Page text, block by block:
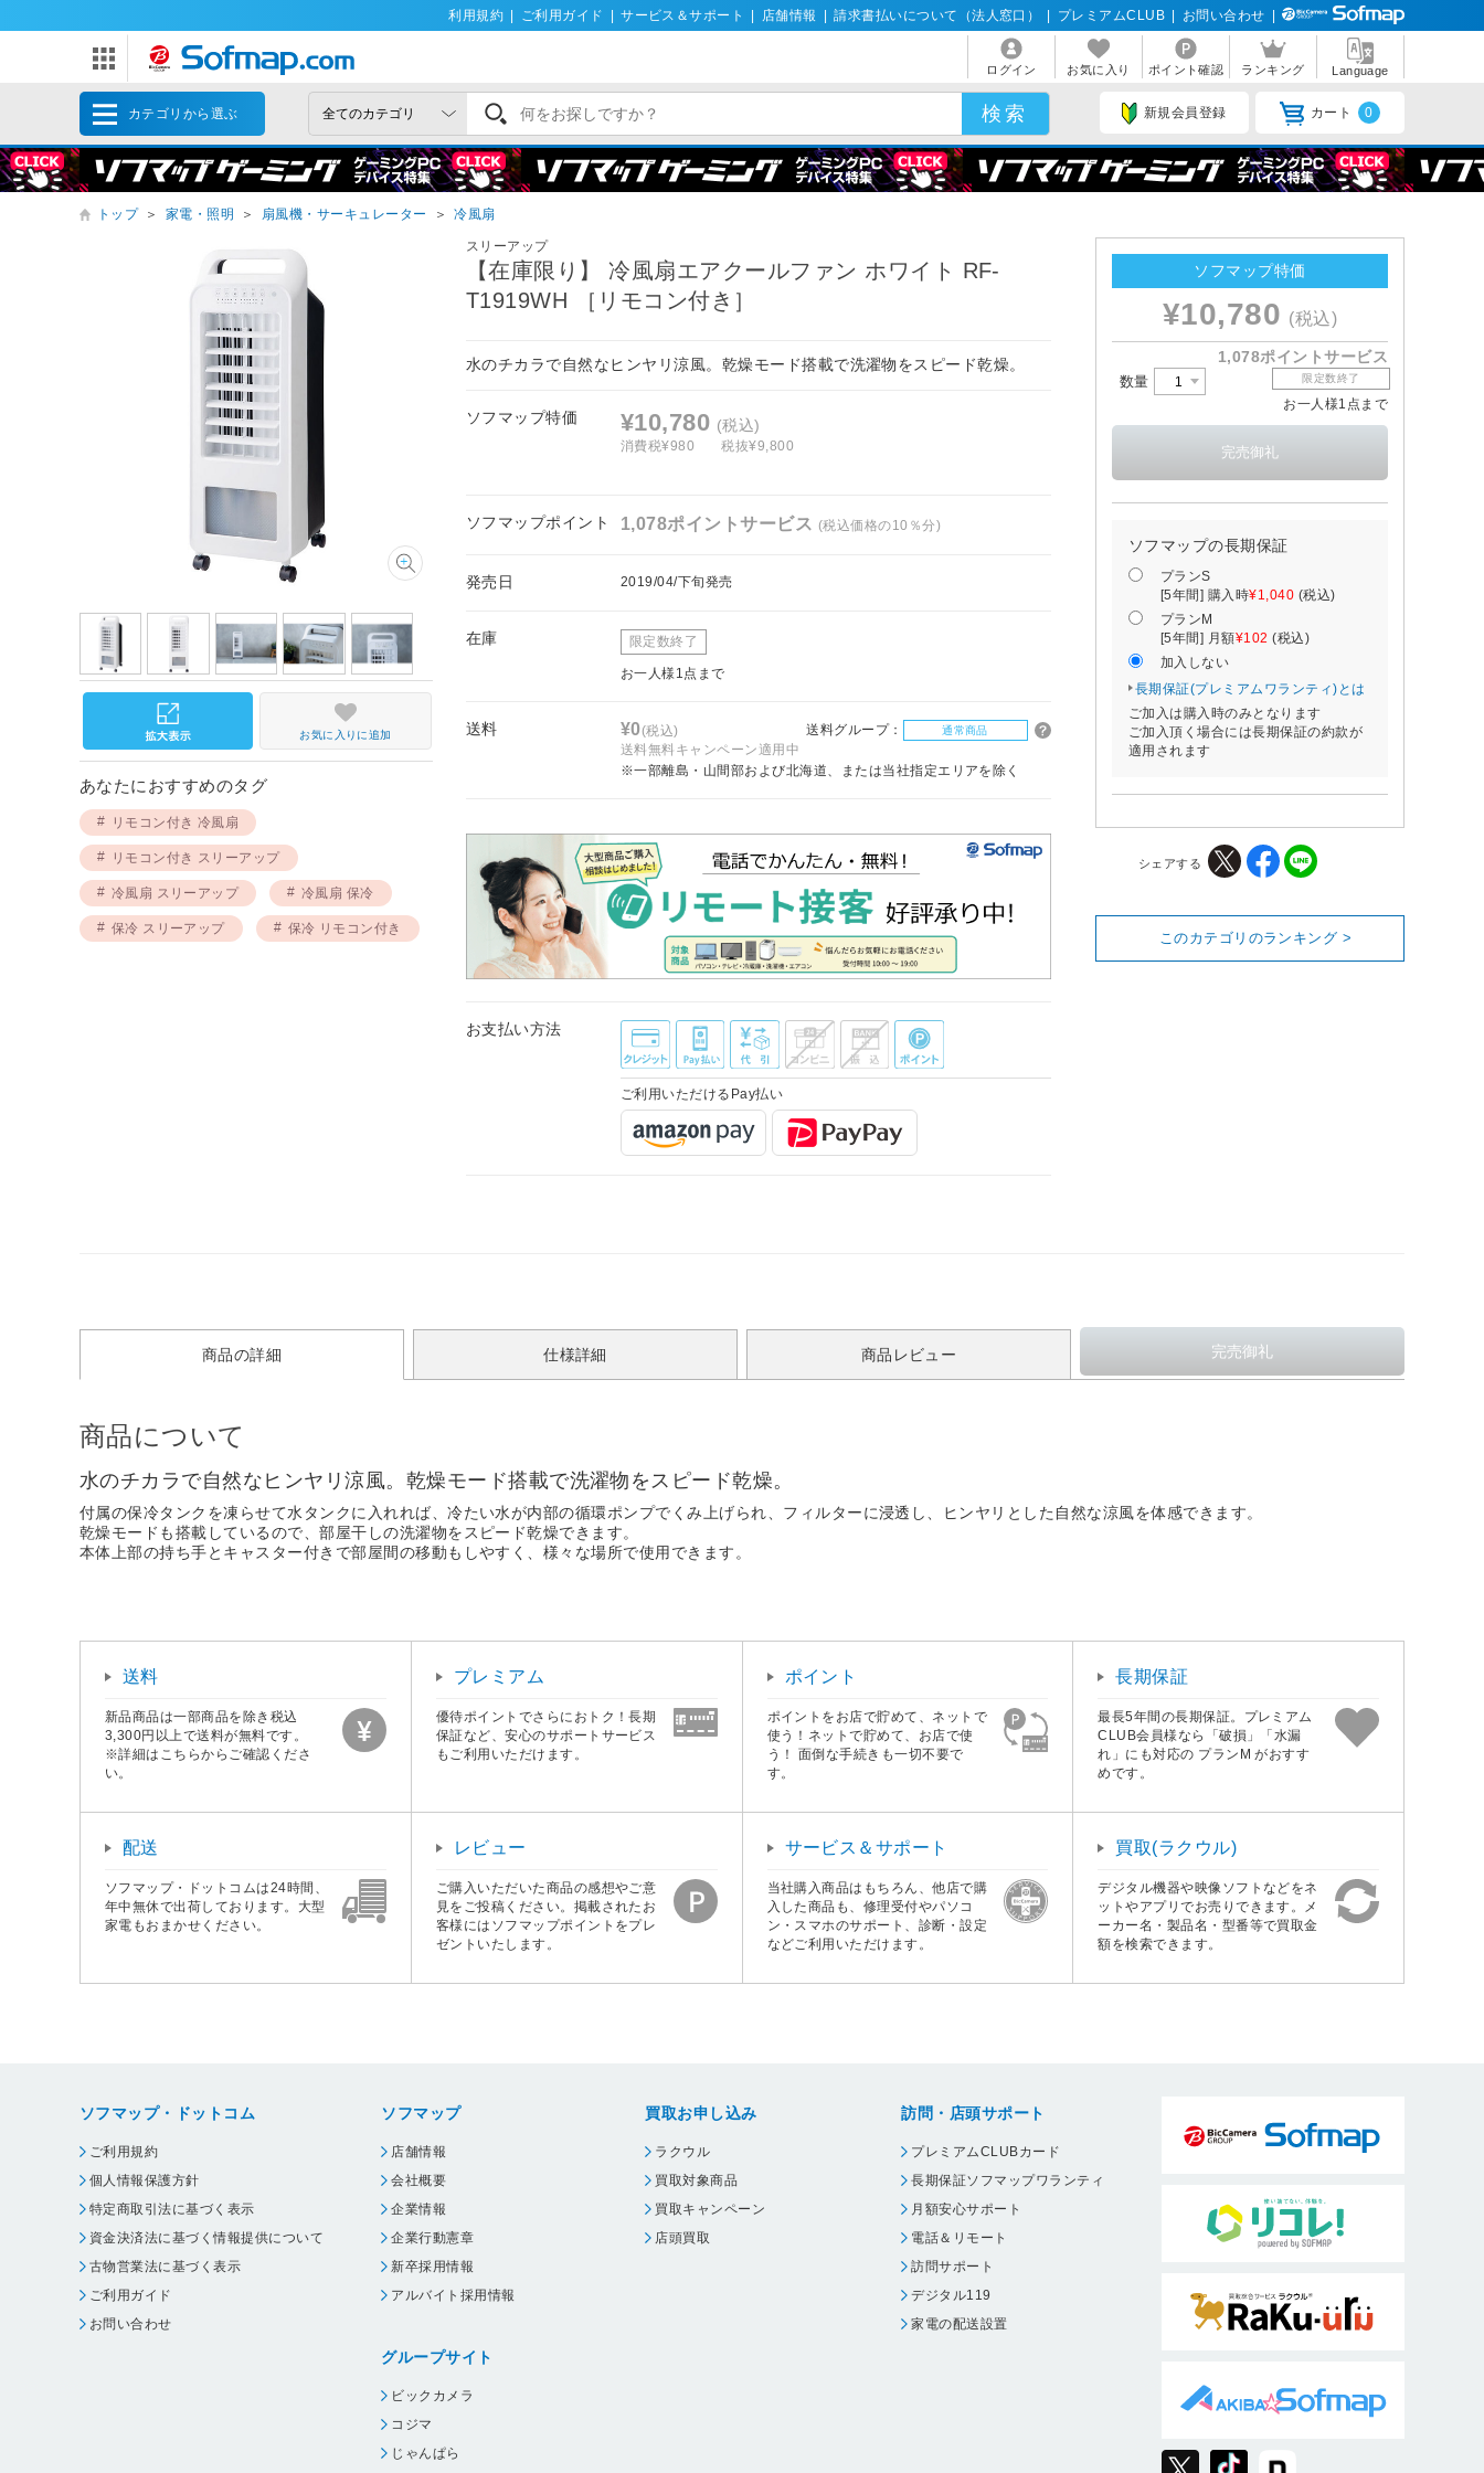
利用規約 ご利用ガイド サービス＆サポート 店舗情報 請求書払いについて（法人窓口） プレミアムCLUB お問い合わせ
ログイン お気に入り ポイント確認 ランキング Language
カテゴリから選ぶ 新規会員登録 カート 0
トップ ＞ 家電・照明 ＞ 扇風機・サーキュレーター ＞ 冷風扇
スリーアップ
【在庫限り】 冷風扇エアクールファン ホワイト RF-
T1919WH ［リモコン付き］
水のチカラで自然なヒンヤリ涼風。乾燥モード搭載で洗濯物をスピード乾燥。
ソフマップ特価 ¥10,780 (税込)
消費税¥980 税抜¥9,800
ソフマップポイント 1,078ポイントサービス (税込価格の10％分)
発売日 2019/04/下旬発売
在庫 限定数終了
お一人様1点まで
送料 ¥0(税込) 送料グループ： 通常商品
送料無料キャンペーン適用中
※一部離島・山間部および北海道、または当社指定エリアを除く
お支払い方法
ご利用いただけるPay払い
お気に入りに追加
あなたにおすすめのタグ
リモコン付き 冷風扇
リモコン付き スリーアップ
冷風扇 スリーアップ 冷風扇 保冷
保冷 スリーアップ 保冷 リモコン付き
ソフマップ特価
¥10,780 (税込)
1,078ポイントサービス
数量 限定数終了
お一人様1点まで
ソフマップの長期保証
プランS
[5年間] 購入時¥1,040 (税込)
プランM
[5年間] 月額¥102 (税込)
加入しない
長期保証(プレミアムワランティ)とは
ご加入は購入時のみとなります
ご加入頂く場合には長期保証の約款が
適用されます
シェアする
このカテゴリのランキング >
商品の詳細 仕様詳細 商品レビュー
商品について
水のチカラで自然なヒンヤリ涼風。乾燥モード搭載で洗濯物をスピード乾燥。
付属の保冷タンクを凍らせて水タンクに入れれば、冷たい水が内部の循環ポンプでくみ上げられ、フィルターに浸透し、ヒンヤリとした自然な涼風を体感できます。
乾燥モードも搭載しているので、部屋干しの洗濯物をスピード乾燥できます。
本体上部の持ち手とキャスター付きで部屋間の移動もしやすく、様々な場所で使用できます。
送料
新品商品は一部商品を除き税込
3,300円以上で送料が無料です。
※詳細はこちらからご確認くださ
い。
プレミアム
優待ポイントでさらにおトク！長期
保証など、安心のサポートサービス
もご利用いただけます。
ポイント
ポイントをお店で貯めて、ネットで
使う！ネットで貯めて、お店で使
う！ 面倒な手続きも一切不要で
す。
長期保証
最長5年間の長期保証。プレミアム
CLUB会員様なら「破損」「水漏
れ」にも対応の プランM がおすす
めです。
配送
ソフマップ・ドットコムは24時間、
年中無休で出荷しております。大型
家電もおまかせください。
レビュー
ご購入いただいた商品の感想やご意
見をご投稿ください。掲載されたお
客様にはソフマップポイントをプレ
ゼントいたします。
サービス＆サポート
当社購入商品はもちろん、他店で購
入した商品も、修理受付やパソコ
ン・スマホのサポート、診断・設定
などご利用いただけます。
買取(ラクウル)
デジタル機器や映像ソフトなどをネ
ットやアプリでお売りできます。メ
ーカー名・製品名・型番等で買取金
額を検索できます。
ソフマップ・ドットコム
ご利用規約
個人情報保護方針
特定商取引法に基づく表示
資金決済法に基づく情報提供について
古物営業法に基づく表示
ご利用ガイド
お問い合わせ
ソフマップ
店舗情報
会社概要
企業情報
企業行動憲章
新卒採用情報
アルバイト採用情報
グループサイト
ビックカメラ
コジマ
じゃんぱら
買取お申し込み
ラクウル
買取対象商品
買取キャンペーン
店頭買取
訪問・店頭サポート
プレミアムCLUBカード
長期保証ソフマップワランティ
月額安心サポート
電話＆リモート
訪問サポート
デジタル119
家電の配送設置